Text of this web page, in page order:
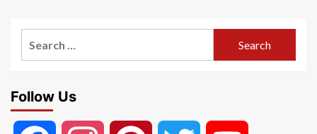
Follow Us